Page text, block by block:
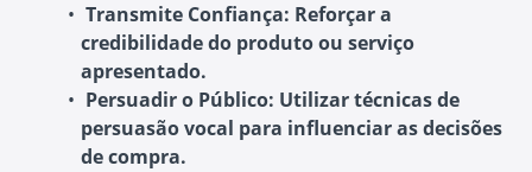
Transmite Confiança: Reforçar a
credibilidade do produto ou serviço
apresentado.
Persuadir o Público: Utilizar técnicas de
persuasão vocal para influenciar as decisões
de compra.